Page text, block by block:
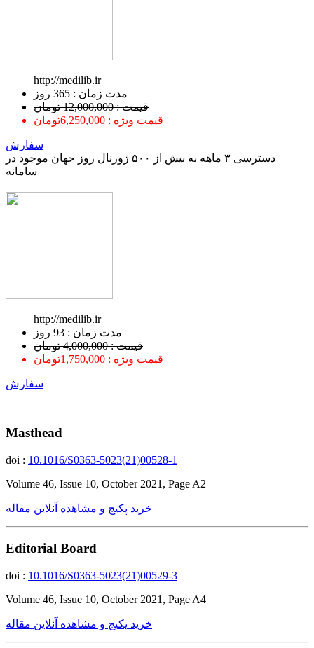
http://medilib.ir
ﻣﺪﺕ ﺯﻣﺎﻥ : 365 ﺭﻭﺯ
قیمت : 12,000,000 تومان
قیمت ویژه : 6,250,000تومان
سفارش
دسترسی ۳ ماهه به بیش از ۵۰۰ ژورنال روز جهان موجود در
سامانه
http://medilib.ir
ﻣﺪﺕ ﺯﻣﺎﻥ : 93 ﺭﻭﺯ
قیمت : 4,000,000 تومان
قیمت ویژه : 1,750,000تومان
سفارش
Masthead
doi : 10.1016/S0363-5023(21)00528-1
Volume 46, Issue 10, October 2021, Page A2
خرید پکیج و مشاهده آنلاین مقاله
Editorial Board
doi : 10.1016/S0363-5023(21)00529-3
Volume 46, Issue 10, October 2021, Page A4
خرید پکیج و مشاهده آنلاین مقاله